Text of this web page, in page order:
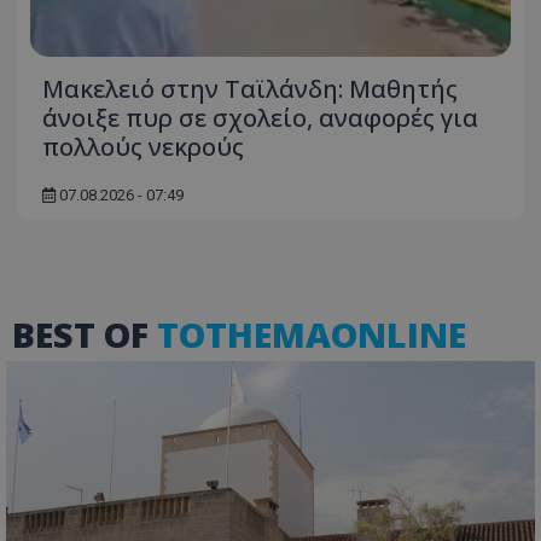
Μακελειό στην Ταϊλάνδη: Μαθητής
άνοιξε πυρ σε σχολείο, αναφορές για
πολλούς νεκρούς
07.08.2026 - 07:49
BEST OF TOTHEMAONLINE
ASP.NET_SessionId
VISITOR_PRIVACY_METADATA
YouTube
.youtube.com